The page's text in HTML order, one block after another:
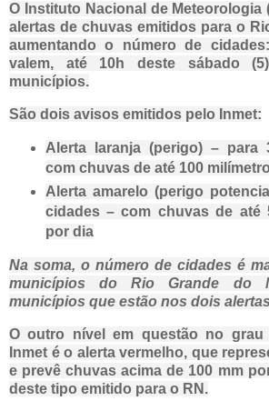
O Instituto Nacional de Meteorologia
alertas de chuvas emitidos para o
aumentando o número de
valem, até 10h deste sábado
municípios.
São dois avisos emitidos pelo Inmet:
Alerta laranja (perigo) – para
com chuvas de até 100
Alerta amarelo (perigo
cidades – com chuvas de até
por dia
Na soma, o número de cidades é
municípios do Rio Grande do
municípios que estão nos dois
O outro nível em questão no grau
Inmet é o alerta vermelho, que
e prevê chuvas acima de 100 mm
deste tipo emitido para o RN.